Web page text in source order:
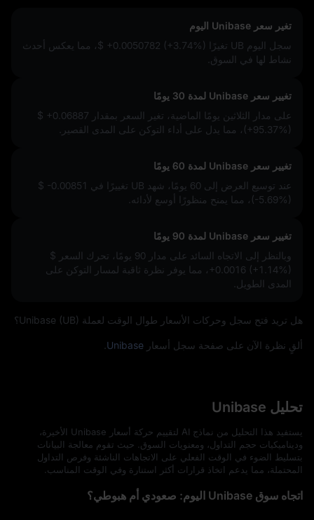
تغير سعر Unibase اليوم
سجل اليوم UB تغيرًا
$ +0.0050782 (+3.74%)، مما يعكس أحدث
نشاط لها في السوق.
تغيير سعر Unibase لمدة 30 يومًا
على مدار الثلاثين يومًا الماضية، تغير السعر بمقدار $ +0.06887
(+95.37%) ، مما يدل على أداء التوكن على المدى القصير.
تغيير سعر Unibase لمدة 60 يومًا
عند توسيع العرض إلى 60 يومًا، شهد UB تغييرًا في
$ -0.00851
(-5.69%) ، مما يمنح منظورًا أوسع لأدائه.
تغيير سعر Unibase لمدة 90 يومًا
وبالنظر إلى الاتجاه السائد على مدار 90 يومًا، تحرك السعر
$
+0.0016 (+1.14%) ، مما يوفر نظرة ثاقبة لمسار التوكن على
المدى الطويل.
هل تريد فتح سجل وحركات الأسعار طوال الوقت لعملة Unibase (UB)؟
ألقٍ نظرة الآن على صفحة سجل أسعار Unibase
تحليل Unibase
يستفيد هذا التحليل من نماذج AI لتقييم حركة أسعار Unibase الأخيرة،
وديناميكيات حجم التداول، ومعنويات السوق. حيث تقوم معالجة البيانات
بتسليط الضوء في الوقت الفعلي على الاتجاهات الناشئة وفرص التداول
المحتملة، مما يدعم اتخاذ قرارات أكثر استنارة وفي الوقت المناسب.
اتجاه سوق Unibase اليوم: صعودي أم هبوطي؟